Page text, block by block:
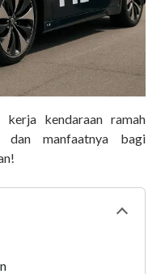
kendaraan ramah
dan manfaatnya bagi